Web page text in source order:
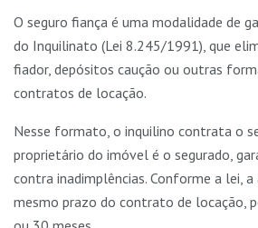
O seguro fiança é uma modalidade de
do Inquilinato (Lei 8.245/1991), que
fiador, depósitos caução ou outras
contratos de locação.
Nesse formato, o inquilino contrata o
proprietário do imóvel é o segurado,
contra inadimplências. Conforme a lei,
mesmo prazo do contrato de locação,